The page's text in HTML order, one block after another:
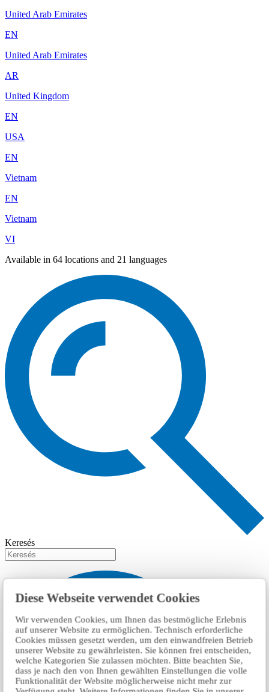
Diese Webseite verwendet Cookies
Wir verwenden Cookies, um Ihnen das bestmögliche Erlebnis
auf unserer Website zu ermöglichen. Technisch erforderliche
Cookies müssen gesetzt werden, um den einwandfreien Betrieb
unserer Website zu gewährleisten. Sie können frei entscheiden,
welche Kategorien Sie zulassen möchten. Bitte beachten Sie,
dass je nach den von Ihnen gewählten Einstellungen die volle
Funktionalität der Website möglicherweise nicht mehr zur
United Arab Emirates
EN
United Arab Emirates
AR
United Kingdom
EN
USA
EN
Vietnam
EN
Vietnam
VI
Available in 64 locations and 21 languages
Keresés